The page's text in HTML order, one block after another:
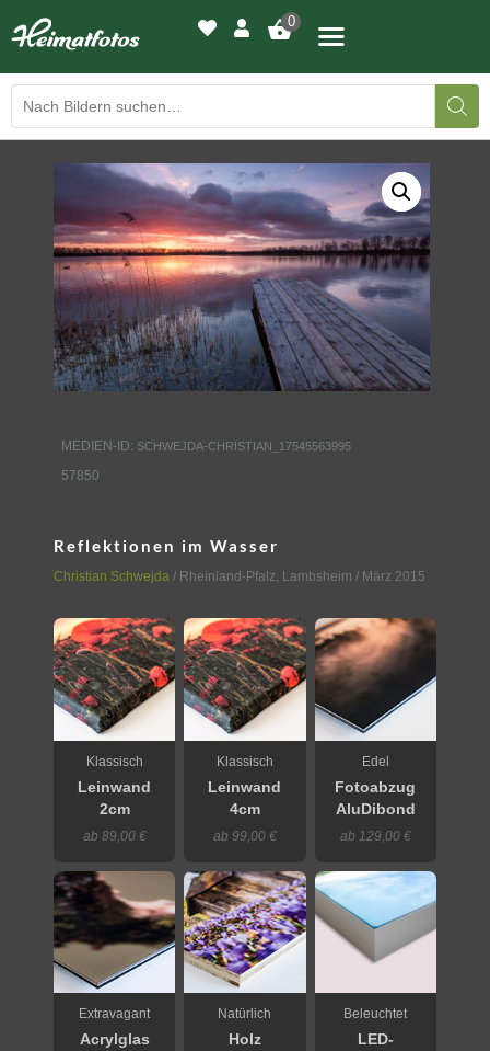
0
BILDERGALERIE
DRUCKQUALITÄTEN
LED-LEUCHTBILDER
WIR DRUCKEN IHR BILD
AUSSTELLUNGEN
MEDIEN-ID: SCHWEJDA-CHRISTIAN_17545563995
57850
Reflektionen im Wasser
Christian Schwejda / Rheinland-Pfalz, Lambsheim / März 2015
Klassisch
Leinwand
2cm
ab 89,00 €
Klassisch
Leinwand
4cm
ab 99,00 €
Edel
Fotoabzug
AluDibond
ab 129,00 €
Extravagant
Acrylglas
Natürlich
Holz
Beleuchtet
LED-